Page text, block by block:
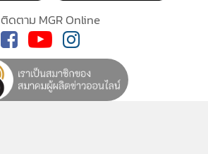
ติดตาม MGR Online